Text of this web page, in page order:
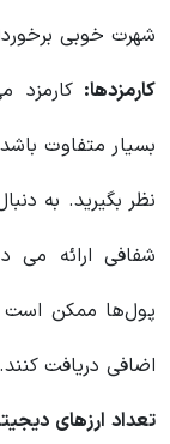
شهرت خوبی
کارمزدها: کارمزد
بسیار متفاوت
نظر بگیرید. به
شفافی ارائه می
پول‌ها ممکن است
اضافی دریافت کنند.
تعداد ارزهای